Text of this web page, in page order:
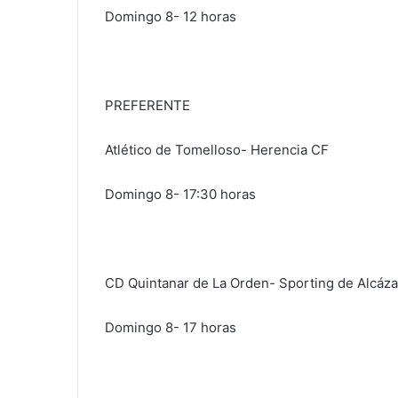
Domingo 8- 12 horas
PREFERENTE
Atlético de Tomelloso- Herencia CF
Domingo 8- 17:30 horas
CD Quintanar de La Orden- Sporting de
Domingo 8- 17 horas